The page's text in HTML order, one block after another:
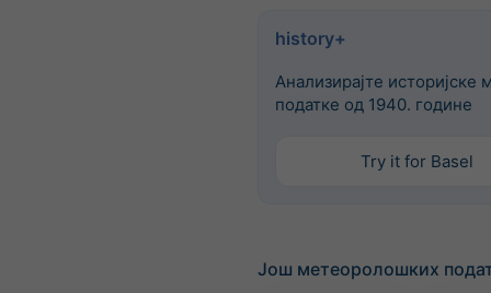
history+
Анализирајте историјске
податке од 1940. године
Try it for Basel
Још метеоролошких